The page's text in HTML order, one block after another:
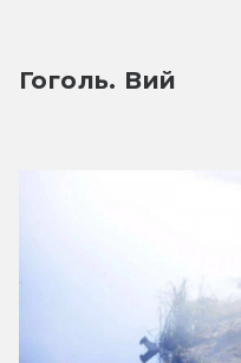
Гоголь. Вий